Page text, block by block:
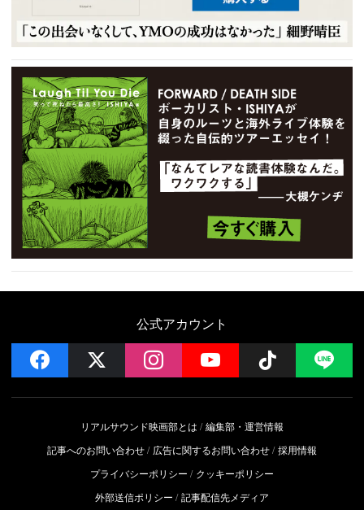
公式アカウント
facebook instagramYouTube Follow
リアルサウンド映画部とは
編集部・運営情報
記事へのお問い合わせ
広告に関するお問い合わせ 採用情報
プライバシーポリシー
クッキーポリシー
外部送信ポリシー
記事配信先メディア